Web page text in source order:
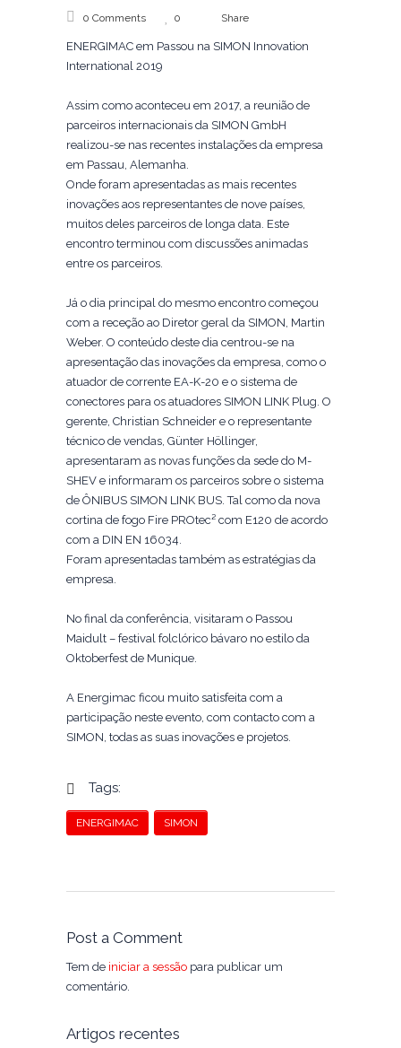
0 Comments
0 Share
ENERGIMAC em Passou na SIMON Innovation
International 2019
Assim como aconteceu em 2017, a reunião de
parceiros internacionais da SIMON GmbH
realizou-se nas recentes instalações da empresa
em Passau, Alemanha.
Onde foram apresentadas as mais recentes
inovações aos representantes de nove países,
muitos deles parceiros de longa data. Este
encontro terminou com discussões animadas
entre os parceiros.
Já o dia principal do mesmo encontro começou
com a receção ao Diretor geral da SIMON, Martin
Weber. O conteúdo deste dia centrou-se na
apresentação das inovações da empresa, como o
atuador de corrente EA-K-20 e o sistema de
conectores para os atuadores SIMON LINK Plug. O
gerente, Christian Schneider e o representante
técnico de vendas, Günter Höllinger,
apresentaram as novas funções da sede do M-
SHEV e informaram os parceiros sobre o sistema
de ÔNIBUS SIMON LINK BUS. Tal como da nova
cortina de fogo Fire PROtec² com E120 de acordo
com a DIN EN 16034.
Foram apresentadas também as estratégias da
empresa.
No final da conferência, visitaram o Passou
Maidult – festival folclórico bávaro no estilo da
Oktoberfest de Munique.
A Energimac ficou muito satisfeita com a
participação neste evento, com contacto com a
SIMON, todas as suas inovações e projetos.
Tags:
ENERGIMAC SIMON
Post a Comment
Tem de iniciar a sessão para publicar um
comentário.
Artigos recentes